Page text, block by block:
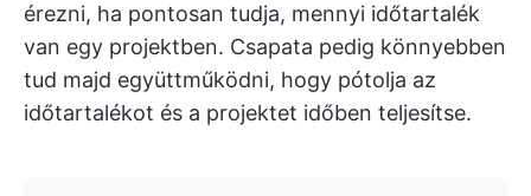
érezni, ha pontosan tudja, mennyi időtartalék
van egy projektben. Csapata pedig könnyebben
tud majd együttműködni, hogy pótolja az
időtartalékot és a projektet időben teljesítse.